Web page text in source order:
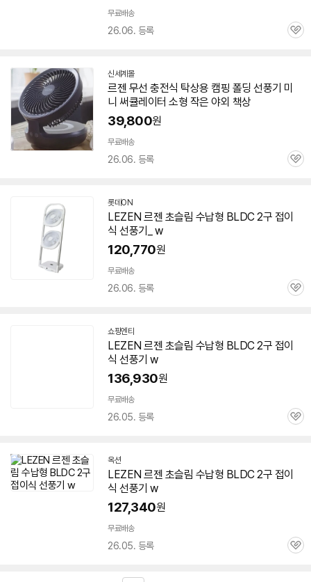
무료배송
26.06. 등록
관
신세계몰
르젠 무선 충전식 탁상용 캠핑 폴딩 선풍기 미
니 써큘레이터 소형 작은 야외 책상
39,800원
무료배송
26.06. 등록
관
롯데ON
LEZEN 르젠 초슬림 수납형 BLDC 2구 접이
식 선풍기 _ w
120,770원
무료배송
26.06. 등록
관
쇼핑엔티
LEZEN 르젠 초슬림 수납형 BLDC 2구 접이
식 선풍기 w
136,930원
무료배송
26.05. 등록
관
옥션
LEZEN 르젠 초슬림 수납형 BLDC 2구 접이
식 선풍기 w
127,340원
무료배송
26.05. 등록
관